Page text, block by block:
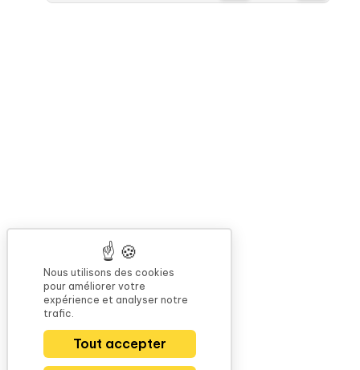
Nous utilisons des cookies
pour améliorer votre
expérience et analyser notre
trafic.
Tout accepter